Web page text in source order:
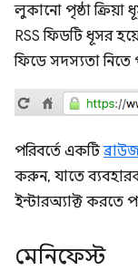
লুকানো পৃষ্ঠা ক্রিয়া
RSS ফিডটি ধূসর
ফিডে সদস্যতা নিতে
পরিবর্তে একটি
করুন, যাতে
ইন্টারঅ্যাক্ট করতে
মেনিফেস্ট